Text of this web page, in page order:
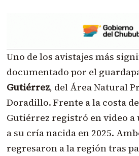
Uno de los avistajes más
documentado por el
Gutiérrez, del Área Natural
Doradillo. Frente a la costa de
Gutiérrez registró en video
a su cría nacida en 2025.
regresaron a la región tras